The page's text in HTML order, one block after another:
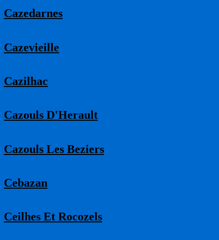
Cazedarnes
Cazevieille
Cazilhac
Cazouls D'Herault
Cazouls Les Beziers
Cebazan
Ceilhes Et Rocozels